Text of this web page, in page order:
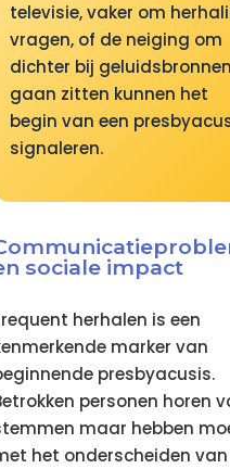
televisie, vaker om
vragen, of de neiging om
dichter bij
gaan zitten kunnen het
begin van een
signaleren.
sociale impact
herhalen is een
marker van
presbyacusis.
personen horen
maar hebben
het onderscheiden van